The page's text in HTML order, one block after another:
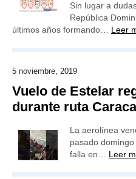
Sin lugar a
República
últimos años formando… Leer
5 noviembre, 2019
Vuelo de Estelar
durante ruta
La aerolínea
pasado
falla en… Leer